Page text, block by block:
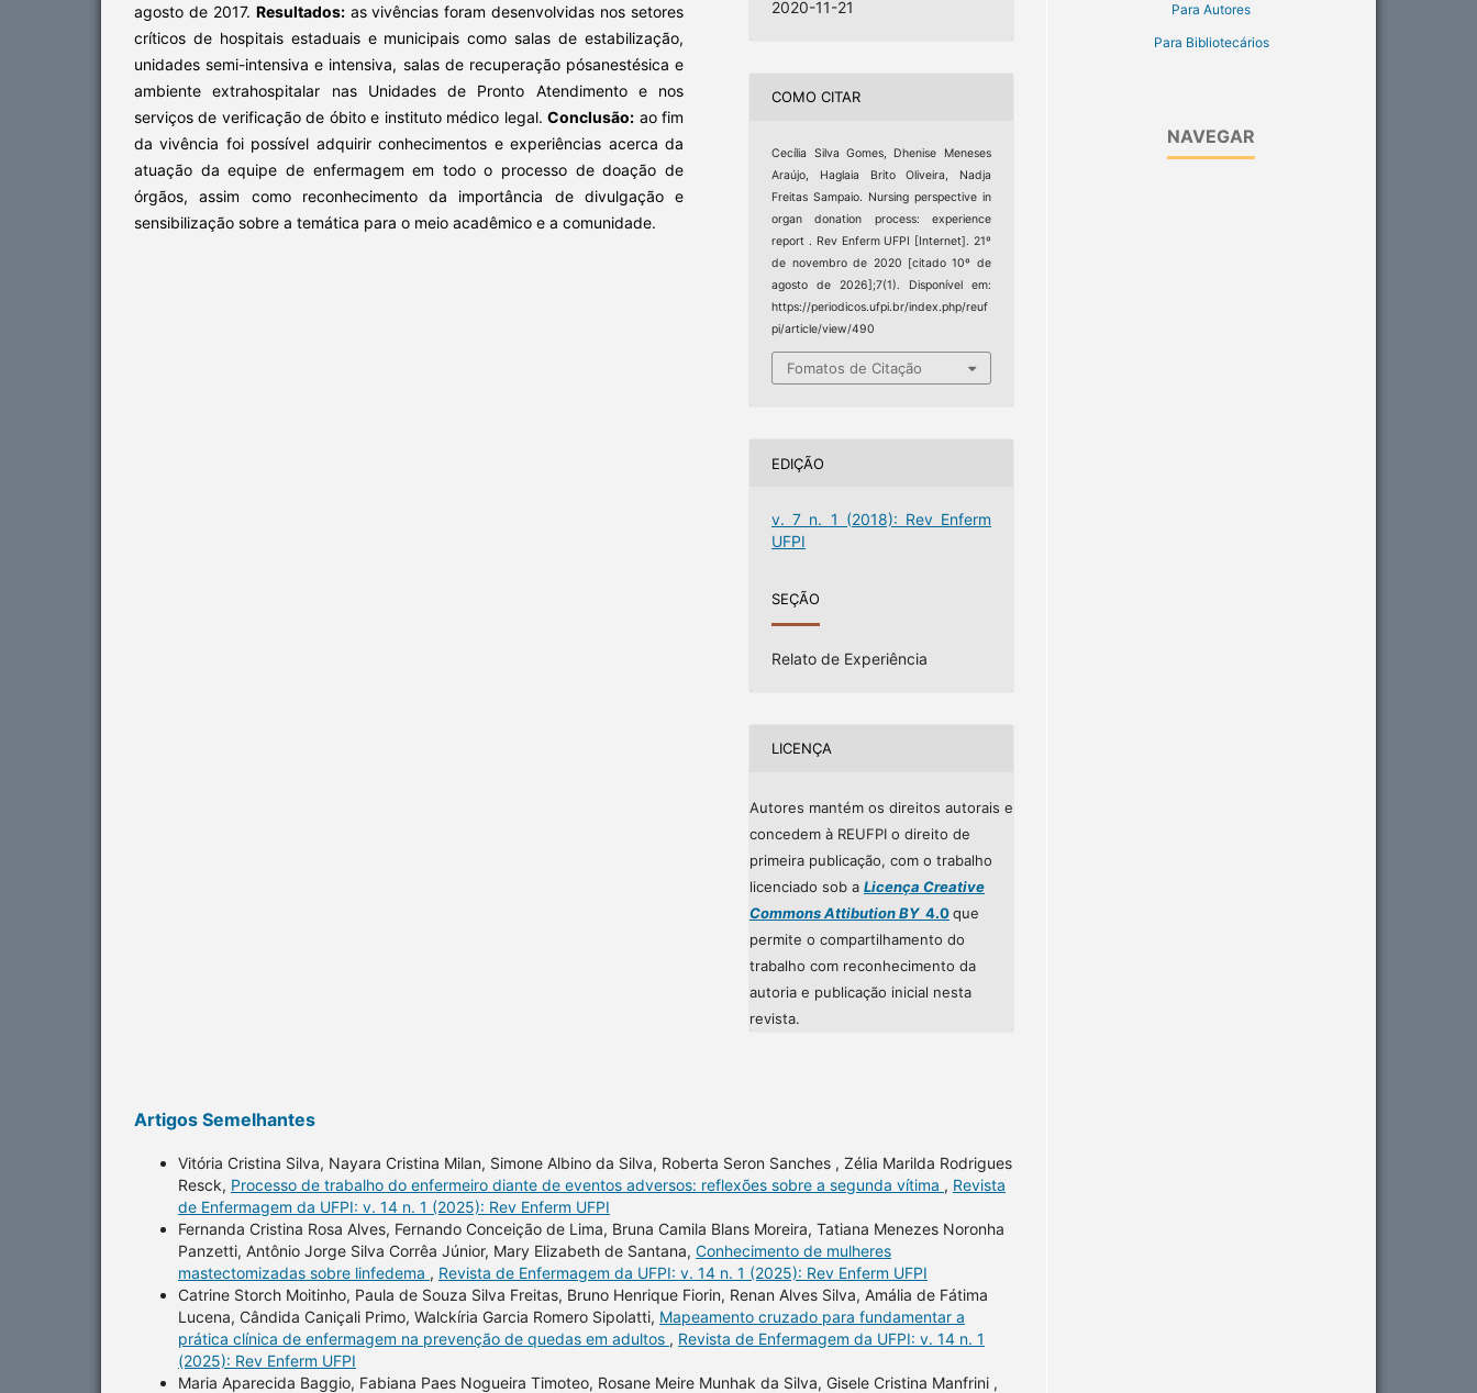
agosto de 2017. Resultados:as vivências foram desenvolvidas nos setores
críticos de hospitais estaduais e municipais como salas de estabilização,
unidades semi-intensiva e intensiva, salas de recuperação pósanestésica e
ambiente extrahospitalar nas Unidades de Pronto Atendimento e nos
serviços de verificação de óbito e instituto médico legal.Conclusão: ao fim
da vivência foi possível adquirir conhecimentos e experiências acerca da
atuação da equipe de enfermagem em todo o processo de doação de
órgãos, assim como reconhecimento da importância de divulgação e
sensibilização sobre a temática para o meio acadêmico e a comunidade.
2020-11-21
COMO CITAR
Cecília Silva Gomes, Dhenise Meneses
Araújo, Haglaia Brito Oliveira, Nadja
Freitas Sampaio. Nursing perspective in
organ donation process: experience
report . Rev Enferm UFPI [Internet]. 21º
de novembro de 2020 [citado 10º de
agosto de 2026];7(1). Disponível em:
https://periodicos.ufpi.br/index.php/reuf
pi/article/view/490
Fomatos de Citação
EDIÇÃO
v. 7 n. 1 (2018): Rev Enferm
UFPI
SEÇÃO
Relato de Experiência
LICENÇA
Autores mantém os direitos autorais e
concedem à REUFPI o direito de
primeira publicação, com o trabalho
licenciado sob a Licença Creative
Commons Attibution BY4.0que
permite o compartilhamento do
trabalho com reconhecimento da
autoria e publicação inicial nesta
revista.
Artigos Semelhantes
Vitória Cristina Silva, Nayara Cristina Milan, Simone Albino da Silva, Roberta Seron Sanches , Zélia Marilda Rodrigues
Resck, Processo de trabalho do enfermeiro diante de eventos adversos: reflexões sobre a segunda vítima , Revista
de Enfermagem da UFPI: v. 14 n. 1 (2025): Rev Enferm UFPI
Fernanda Cristina Rosa Alves, Fernando Conceição de Lima, Bruna Camila Blans Moreira, Tatiana Menezes Noronha
Panzetti, Antônio Jorge Silva Corrêa Júnior, Mary Elizabeth de Santana, Conhecimento de mulheres
mastectomizadas sobre linfedema , Revista de Enfermagem da UFPI: v. 14 n. 1 (2025): Rev Enferm UFPI
Catrine Storch Moitinho, Paula de Souza Silva Freitas, Bruno Henrique Fiorin, Renan Alves Silva, Amália de Fátima
Lucena, Cândida Caniçali Primo, Walckíria Garcia Romero Sipolatti, Mapeamento cruzado para fundamentar a
prática clínica de enfermagem na prevenção de quedas em adultos , Revista de Enfermagem da UFPI: v. 14 n. 1
(2025): Rev Enferm UFPI
Maria Aparecida Baggio, Fabiana Paes Nogueira Timoteo, Rosane Meire Munhak da Silva, Gisele Cristina Manfrini ,
Para Autores
Para Bibliotecários
NAVEGAR